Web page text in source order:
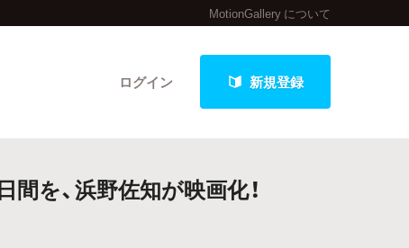
MotionGallery について
ログイン 新規登録
クトを、浜野佐知が映画化！